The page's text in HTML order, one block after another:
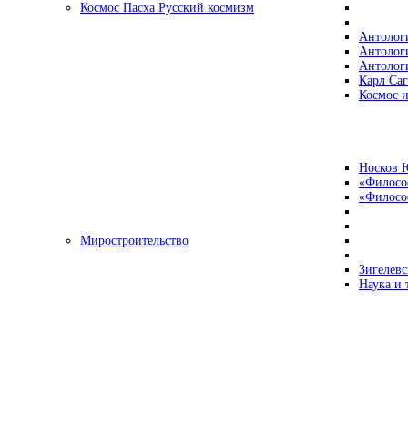
Космос Пасха Русский космизм
Карл
Космос
Носков
Миростроительство
Наука и